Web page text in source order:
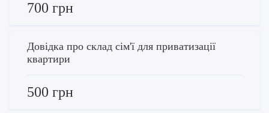
700 грн
Довідка про склад сім'ї для приватизації
квартири
500 грн